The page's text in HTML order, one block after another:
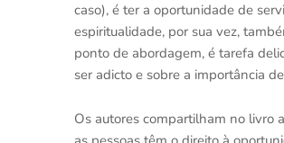
caso), é ter a oportunidade de
espiritualidade, por sua vez,
ponto de abordagem, é tarefa
ser adicto e sobre a importância
Os autores compartilham no livro